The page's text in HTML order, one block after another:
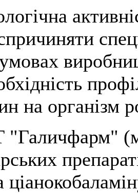
на організм
"Галичфарм"